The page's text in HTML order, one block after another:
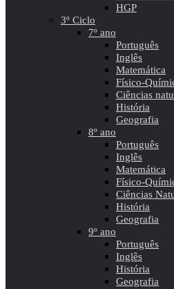
HGP
3º Ciclo
7º ano
Português
Inglês
Matemática
Físico-
Ciências
História
Geografia
8º ano
Português
Inglês
Matemática
Físico-
Ciências
História
Geografia
9º ano
Português
Inglês
História
Geografia